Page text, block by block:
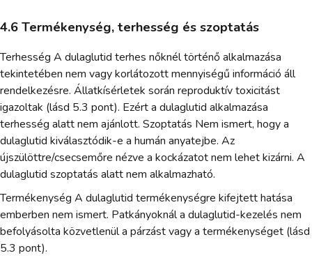
4.6 Termékenység, terhesség és szoptatás
Terhesség A dulaglutid terhes nőknél történő alkalmazása
tekintetében nem vagy korlátozott mennyiségű információ áll
rendelkezésre. Állatkísérletek során reproduktív toxicitást
igazoltak (lásd 5.3 pont). Ezért a dulaglutid alkalmazása
terhesség alatt nem ajánlott. Szoptatás Nem ismert, hogy a
dulaglutid kiválasztódik-e a humán anyatejbe. Az
újszülöttre/csecsemőre nézve a kockázatot nem lehet kizárni. A
dulaglutid szoptatás alatt nem alkalmazható.
Termékenység A dulaglutid termékenységre kifejtett hatása
emberben nem ismert. Patkányoknál a dulaglutid-kezelés nem
befolyásolta közvetlenül a párzást vagy a termékenységet (lásd
5.3 pont).